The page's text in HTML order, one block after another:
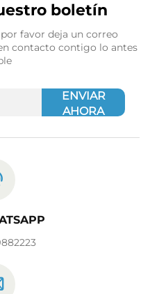
boletín
favor deja un correo
contacto contigo lo antes
ENVIAR
AHORA